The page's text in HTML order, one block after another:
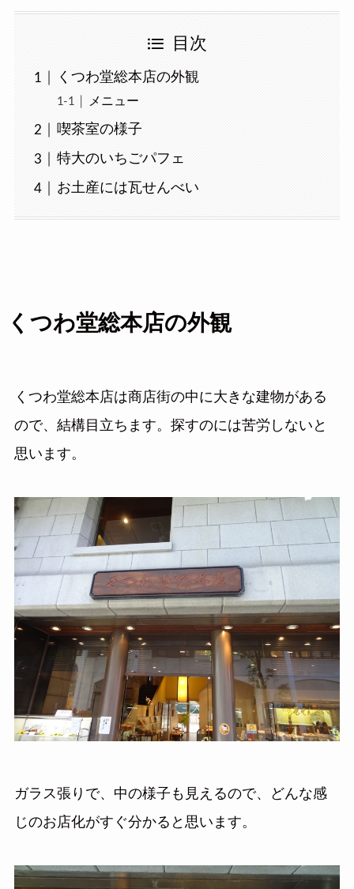
目次
くつわ堂総本店の外観
メニュー
喫茶室の様子
特大のいちごパフェ
お土産には瓦せんべい
くつわ堂総本店の外観
くつわ堂総本店は商店街の中に大きな建物がある
ので、結構目立ちます。探すのには苦労しないと
思います。
ガラス張りで、中の様子も見えるので、どんな感
じのお店化がすぐ分かると思います。